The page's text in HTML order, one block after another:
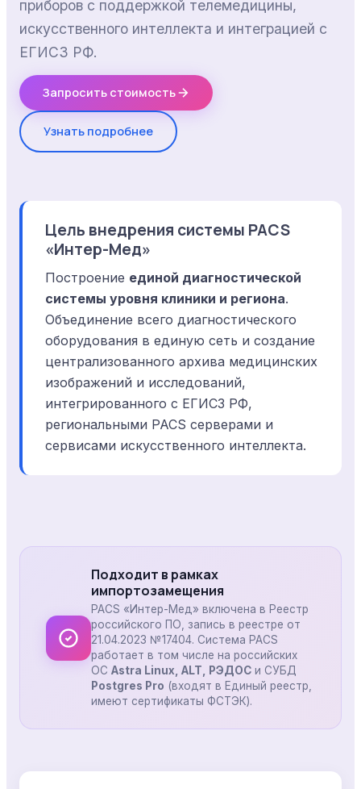
приборов с поддержкой телемедицины,
искусственного интеллекта и интеграцией с
ЕГИСЗ РФ.
Запросить стоимость
Узнать подробнее
Цель внедрения системы PACS
«Интер-Мед»
Построение единой диагностической
системы уровня клиники и региона.
Объединение всего диагностического
оборудования в единую сеть и создание
централизованного архива медицинских
изображений и исследований,
интегрированного с ЕГИСЗ РФ,
региональными PACS серверами и
сервисами искусственного интеллекта.
Подходит в рамках
импортозамещения
PACS «Интер-Мед» включена в Реестр
российского ПО, запись в реестре от
21.04.2023 №17404. Система PACS
работает в том числе на российских
ОС Astra Linux, ALT, РЭДОС и СУБД
Postgres Pro (входят в Единый реестр,
имеют сертификаты ФСТЭК).